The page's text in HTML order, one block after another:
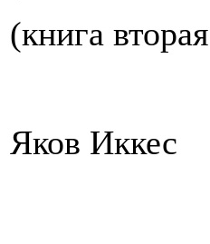
(книга
Яков Иккес